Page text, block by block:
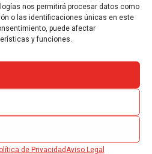
nos permitirá procesar datos como
o las identificaciones únicas en este
puede afectar
y funciones.
de Privacidad Aviso Legal